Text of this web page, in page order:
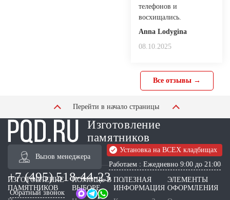
телефонов и
восхищались.
Anna Lodygina
08.10.2025
Все отзывы →
Перейти в начало страницы
Изготовление
памятников
Вызов менеджера
Установка на ВСЕХ кладбищах
Работаем : Ежедневно 9:00 до 21:00
+7 (495) 518-44-23
Обратный звонок
ИЗГОТОВЛЕНИЕ
ПАМЯТНИКОВ
ПОМОЩЬ В
ВЫБОРЕ
ПОЛЕЗНАЯ
ИНФОРМАЦИЯ
ЭЛЕМЕНТЫ
ОФОРМЛЕНИЯ